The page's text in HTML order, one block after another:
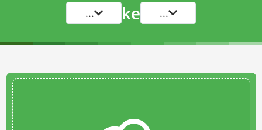
... ke ...